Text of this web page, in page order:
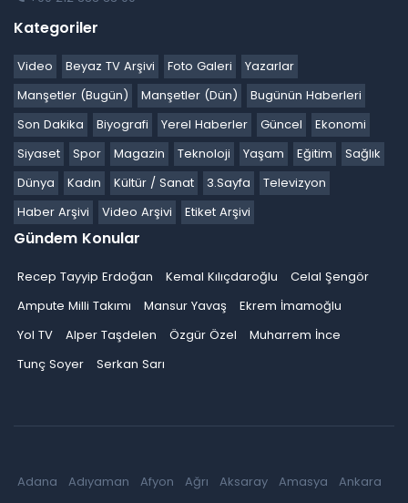
Kategoriler
Video Beyaz TV Arşivi Foto Galeri
Yazarlar
Manşetler (Bugün)
Manşetler (Dün)
Bugünün Haberleri
Son Dakika
Biyografi Yerel Haberler Güncel
Ekonomi
Siyaset
Spor Magazin Teknoloji Yaşam Eğitim
Sağlık
Dünya
Kadın Kültür / Sanat 3.Sayfa
Televizyon
Haber Arşivi
Video Arşivi Etiket Arşivi
Gündem Konular
Recep Tayyip Erdoğan Kemal Kılıçdaroğlu
Celal Şengör
Ampute Milli Takımı
Mansur Yavaş
Ekrem İmamoğlu
Yol TV
Alper Taşdelen Özgür Özel
Muharrem İnce
Tunç Soyer
Serkan Sarı
Adana Adıyaman Afyon Ağrı Aksaray Amasya
Ankara